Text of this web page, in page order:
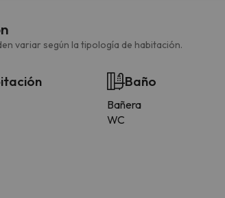
variar según la tipología de habitación.
Baño
Bañera
WC